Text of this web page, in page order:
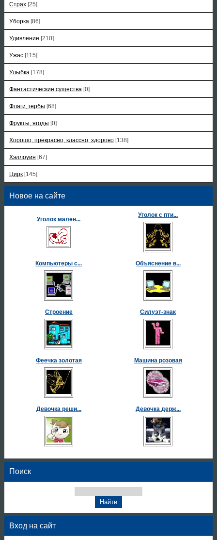
Страх [25]
Уборка [86]
Удивление [210]
Ужас [115]
Улыбка [178]
Фантастические существа [0]
Флаги, гербы [68]
Фрукты, ягоды [0]
Хорошо, прекрасно, классно, здорово [138]
Хэллоуин [67]
Цирк [145]
Новое на сайте
Уголок мален...
Уголок с пти...
Компьютеры с... Объяснение в...
Строение Силуэт-знак
Феечка золотая Машина розовая
Девочка реши... Девочка держ...
Поиск
Вход на сайт